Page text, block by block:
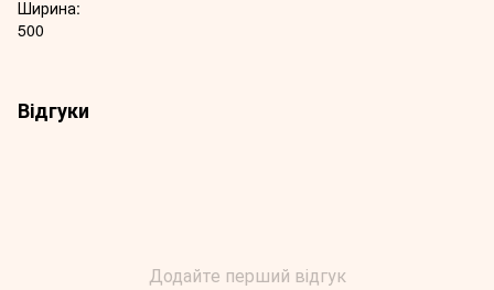
Ширина:
500
Відгуки
Додайте перший відгук